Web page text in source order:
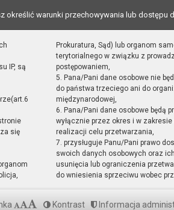
określić warunki przechowywania lub
IP, są
się
Prokuratura, Sąd) lub organom
terytorialnego w związku z
postępowaniem,
5. Pana/Pani dane osobowe nie
do państwa trzeciego ani do
międzynarodowej,
6. Pana/Pani dane osobowe będą
wyłącznie przez okres i w
realizacji celu przetwarzania,
7. przysługuje Panu/Pani prawo
swoich danych osobowych oraz
usunięcia lub ograniczenia
do wniesienia sprzeciwu wobec
Kontrast Informacja